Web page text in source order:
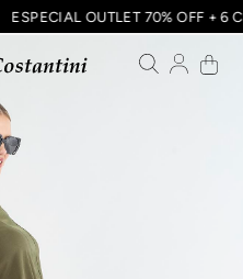
ESPECIAL OUTLET 70% OFF +